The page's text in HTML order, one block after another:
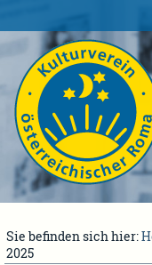
Sie befinden sich hier:
2025